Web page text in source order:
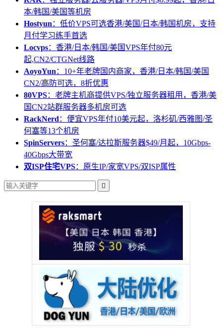
本/韩国/美国等机房
Hostyun ：低价VPS可选香港/美国/日本/韩国机房，支持
月付学习练手首选
Locvps：香港/日本/韩国/美国VPS年付80元
起,CN2/CTGNet线路
AoyoYun ：10+年老牌国内商家，香港/日本/韩国/美国
CN2/高防可选，8折优惠
80VPS：老牌主机商提供VPS/独立服务器租用，香港/美
国CN2站群服务器多机房可选
RackNerd ：便宜VPS年付10美元起，洛杉矶/西雅图/圣
何塞等13个机房
SpinServers：圣何塞/达拉斯服务器$49/月起，10Gbps-
40Gbps大带宽
双ISP住宅VPS：原生IP/家宽VPS/双ISP属性
